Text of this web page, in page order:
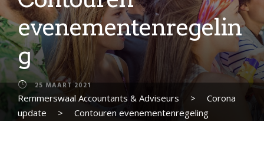
evenementenregelin
g
25 MAART 2021
Remmerswaal Accountants & Adviseurs >
Corona
update
> Contouren evenementenregeling